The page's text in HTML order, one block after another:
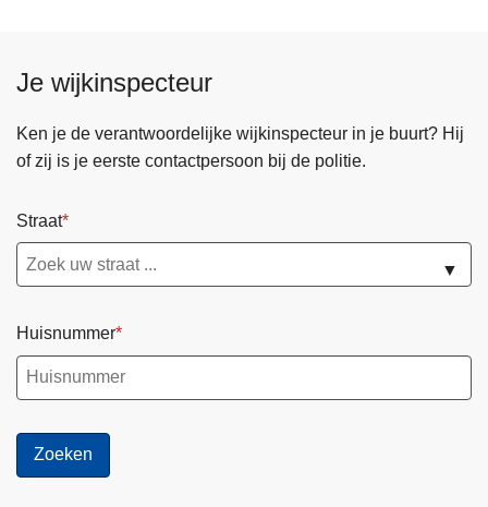
Je wijkinspecteur
Ken je de verantwoordelijke wijkinspecteur in je buurt? Hij
of zij is je eerste contactpersoon bij de politie.
Straat
▼
Huisnummer